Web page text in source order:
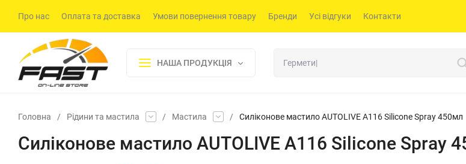
Про нас Оплата та доставка Умови повернення товару Бренди Усі відгуки Контакти
НАША ПРОДУКЦІЯ
Головна / Рідини та мастила / Мастила / Силіконове мастило AUTOLIVE A116 Silicone Spray 450мл
Силіконове мастило AUTOLIVE A116 Silicone Spray